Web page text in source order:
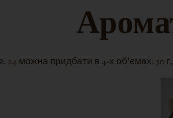
можна придбати в 4-х об'ємах: 50 г,